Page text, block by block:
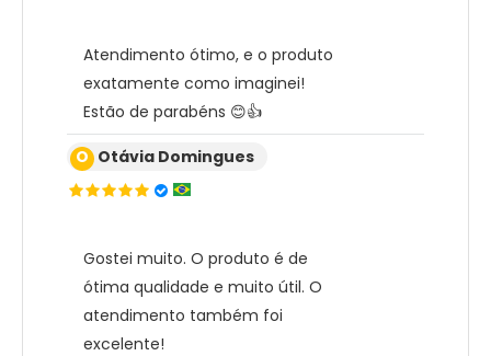
Atendimento ótimo, e o produto
exatamente como imaginei!
Estão de parabéns 😊👍
O Otávia Domingues
Gostei muito. O produto é de
ótima qualidade e muito útil. O
atendimento também foi
excelente!